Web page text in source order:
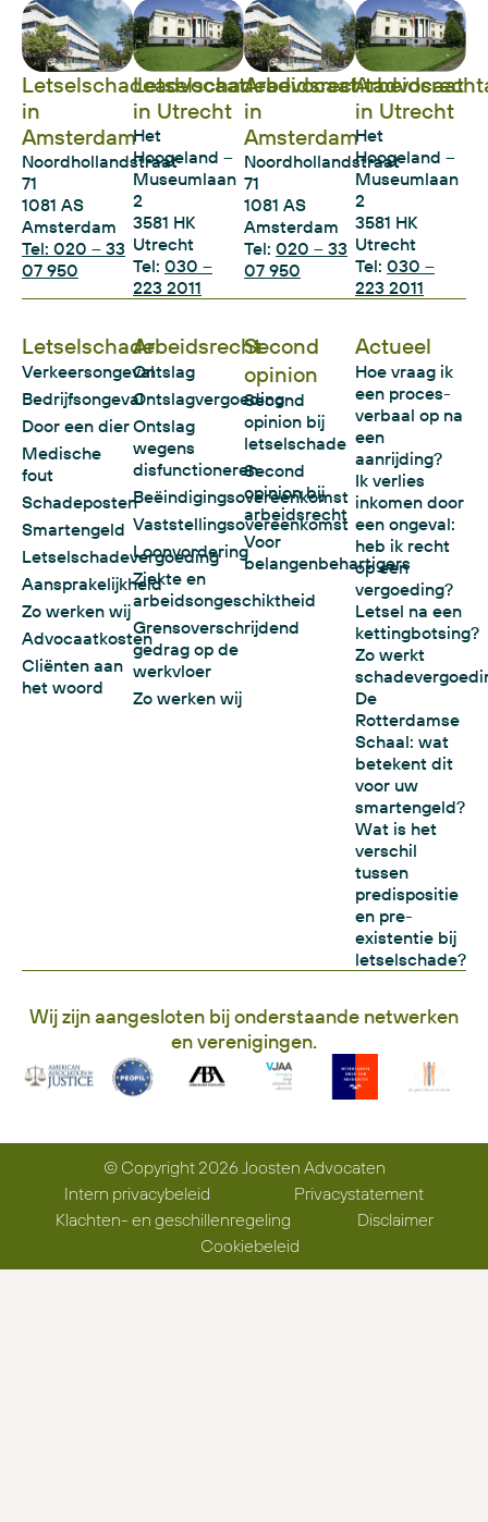
Letselschadeadvocaat
in
Amsterdam
Noordhollandstraat
71
1081 AS
Amsterdam
Tel: 020 – 33
07 950
Letselschadeadvocaat
in Utrecht
Het
Hoogeland –
Museumlaan
2
3581 HK
Utrecht
Tel: 030 –
223 2011
Arbeidsrechtadvocaat
in
Amsterdam
Noordhollandstraat
71
1081 AS
Amsterdam
Tel: 020 – 33
07 950
in Utrecht
Het
Hoogeland –
Museumlaan
2
3581 HK
Utrecht
Tel: 030 –
223 2011
Letselschade
Verkeersongeval
Bedrijfsongeval
Door een dier
Medische
fout
Schadeposten
Smartengeld
Letselschadevergoeding
Aansprakelijkheid
Zo werken wij
Advocaatkosten
Cliënten aan
het woord
Arbeidsrecht
Ontslag
Ontslagvergoeding
Ontslag
wegens
disfunctioneren
Beëindigingsovereenkomst
Vaststellingsovereenkomst
Loonvordering
Ziekte en
arbeidsongeschiktheid
Grensoverschrijdend
gedrag op de
werkvloer
Zo werken wij
Second
opinion
Second
opinion bij
letselschade
Second
opinion bij
arbeidsrecht
Voor
belangenbehartigers
Actueel
Hoe vraag ik
een proces-
verbaal op na
een
aanrijding?
Ik verlies
inkomen door
een ongeval:
heb ik recht
op een
vergoeding?
Letsel na een
kettingbotsing?
Zo werkt
De
Rotterdamse
Schaal: wat
betekent dit
voor uw
smartengeld?
Wat is het
verschil
tussen
predispositie
en pre-
existentie bij
letselschade?
Wij zijn aangesloten bij onderstaande netwerken
en verenigingen.
© Copyright 2026 Joosten Advocaten
Intern privacybeleid
Privacystatement
Klachten- en geschillenregeling
Disclaimer
Cookiebeleid